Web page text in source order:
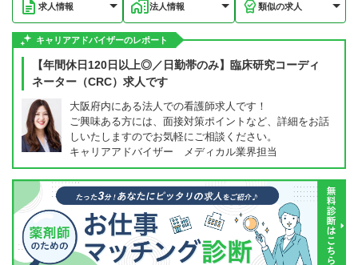
求人情報 法人情報 類似の求人
キャリアアドバイザーのレポート
【年間休日120日以上◎／日勤帯のみ】臨床研究コーディ
ネーター（CRC）求人です
大阪府内にある法人での看護師求人です！
ご興味ある方には、面接対策ポイントなど、詳細をお話
しいたしますのでお気軽にご相談ください。
キャリアアドバイザー メディカル業界担当